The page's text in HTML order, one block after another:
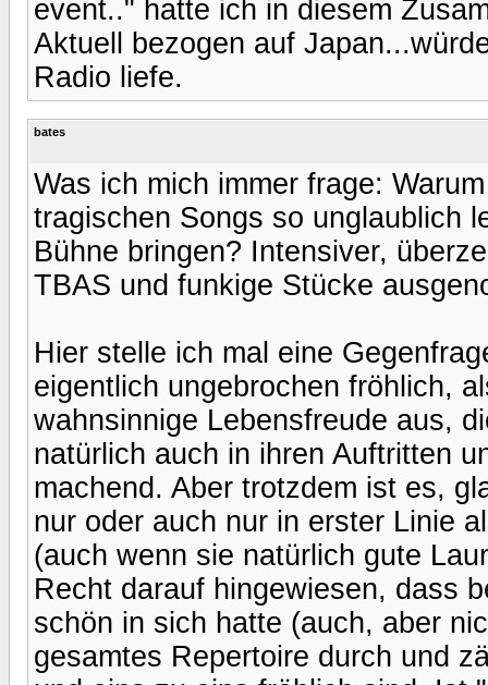
event.." hatte ich in diesem
Aktuell bezogen auf
Radio liefe.
bates
Was ich mich immer frage:
tragischen Songs so unglaublich
Bühne bringen? Intensiver,
TBAS und funkige Stücke
Hier stelle ich mal eine
eigentlich ungebrochen fröhlich,
wahnsinnige Lebensfreude aus,
natürlich auch in ihren Auftritten
machend. Aber trotzdem ist es,
nur oder auch nur in erster Linie
(auch wenn sie natürlich gute
Recht darauf hingewiesen, dass
schön in sich hatte (auch, aber
gesamtes Repertoire durch und